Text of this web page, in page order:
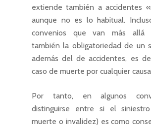
extiende también a accidentes
aunque no es lo habitual.
convenios que van más allá
también la obligatoriedad de un
además del de accidentes, es
caso de muerte por cualquier
Por tanto, en algunos
distinguirse entre si el
muerte o invalidez) es como